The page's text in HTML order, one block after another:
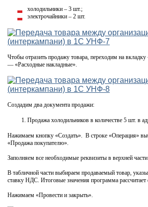
холодильники – 3 шт.;
электрочайники – 2 шт.
Чтобы отразить продажу товара, переходим на
— «Расходные накладные».
Создадим два документа продажи:
Продажа холодильников в количестве 5 шт. в
Нажимаем кнопку «Создать». В строке «Операция»
«Продажа покупателю».
Заполняем все необходимые реквизиты в верхней
В табличной части выбираем продаваемый товар,
ставку НДС. Итоговые значения программа рассчитает
Нажимаем «Провести и закрыть».